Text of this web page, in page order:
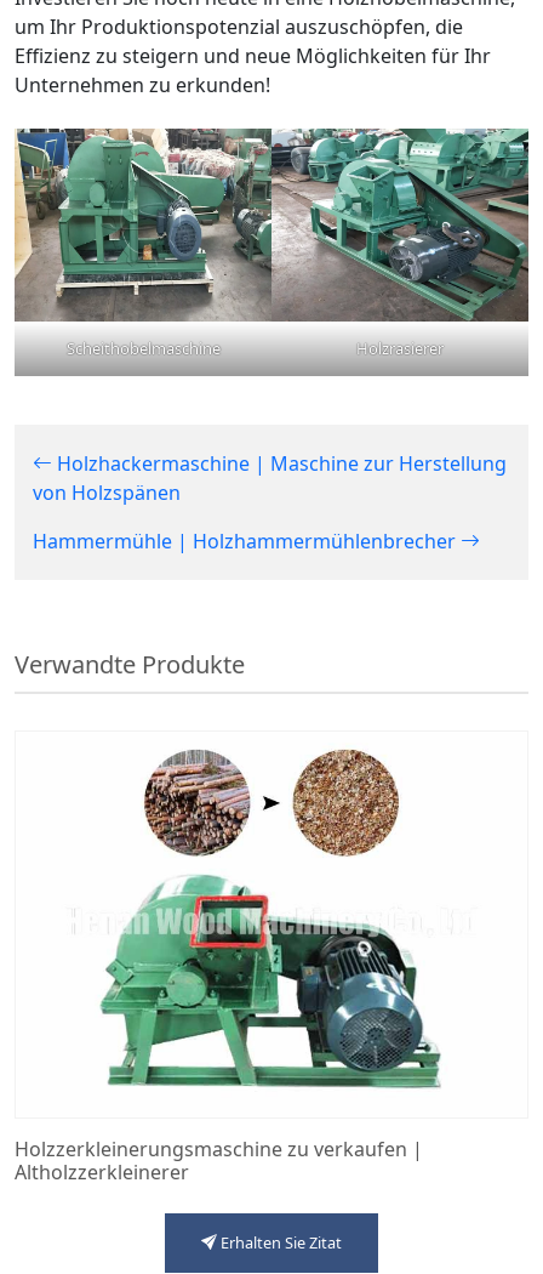
um Ihr Produktionspotenzial auszuschöpfen, die
Effizienz zu steigern und neue Möglichkeiten für Ihr
Unternehmen zu erkunden!
Scheithobelmaschine Holzrasierer
Holzhackermaschine | Maschine zur Herstellung
von Holzspänen
Hammermühle | Holzhammermühlenbrecher
Verwandte Produkte
Holzzerkleinerungsmaschine zu verkaufen |
Altholzzerkleinerer
Erhalten Sie Zitat